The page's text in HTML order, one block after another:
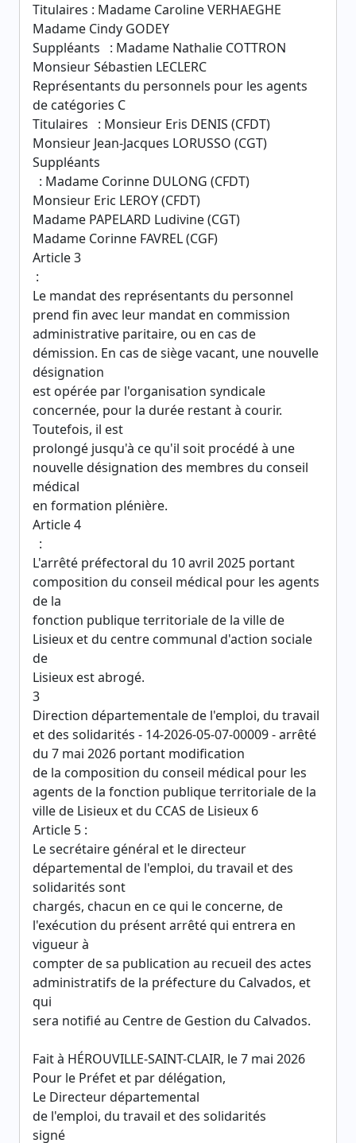
Titulaires : Madame Caroline VERHAEGHE
Madame Cindy GODEY
Suppléants : Madame Nathalie COTTRON
Monsieur Sébastien LECLERC
Représentants du personnels pour les agents
de catégories C
Titulaires : Monsieur Eris DENIS (CFDT)
Monsieur Jean-Jacques LORUSSO (CGT)
Suppléants
: Madame Corinne DULONG (CFDT)
Monsieur Eric LEROY (CFDT)
Madame PAPELARD Ludivine (CGT)
Madame Corinne FAVREL (CGF)
Article 3
:
Le mandat des représentants du personnel
prend fin avec leur mandat en commission
administrative paritaire, ou en cas de
démission. En cas de siège vacant, une nouvelle
désignation
est opérée par l'organisation syndicale
concernée, pour la durée restant à courir.
Toutefois, il est
prolongé jusqu'à ce qu'il soit procédé à une
nouvelle désignation des membres du conseil
médical
en formation plénière.
Article 4
:
L'arrêté préfectoral du 10 avril 2025 portant
composition du conseil médical pour les agents
de la
fonction publique territoriale de la ville de
Lisieux et du centre communal d'action sociale
de
Lisieux est abrogé.
3
Direction départementale de l'emploi, du travail
et des solidarités - 14-2026-05-07-00009 - arrêté
du 7 mai 2026 portant modification
de la composition du conseil médical pour les
agents de la fonction publique territoriale de la
ville de Lisieux et du CCAS de Lisieux 6
Article 5 :
Le secrétaire général et le directeur
départemental de l'emploi, du travail et des
solidarités sont
chargés, chacun en ce qui le concerne, de
l'exécution du présent arrêté qui entrera en
vigueur à
compter de sa publication au recueil des actes
administratifs de la préfecture du Calvados, et
qui
sera notifié au Centre de Gestion du Calvados.
Fait à HÉROUVILLE-SAINT-CLAIR, le 7 mai 2026
Pour le Préfet et par délégation,
Le Directeur départemental
de l'emploi, du travail et des solidarités
signé